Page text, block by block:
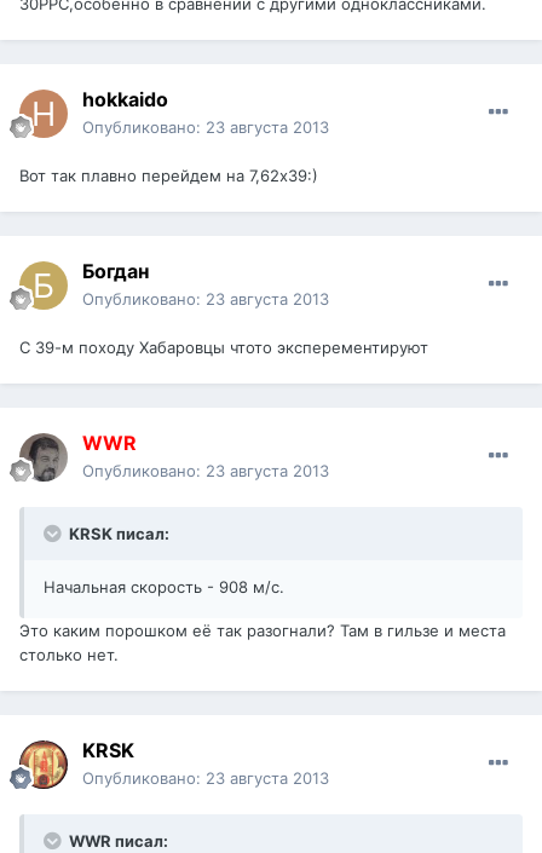
30РРС,особенно в сравнении с другими одноклассниками.
hokkaido
Опубликовано: 23 августа 2013
Вот так плавно перейдем на 7,62х39:)
Богдан
Опубликовано: 23 августа 2013
С 39-м походу Хабаровцы чтото эксперементируют
WWR
Опубликовано: 23 августа 2013
KRSK писал:
Начальная скорость - 908 м/с.
Это каким порошком её так разогнали? Там в гильзе и места
столько нет.
KRSK
Опубликовано: 23 августа 2013
WWR писал: